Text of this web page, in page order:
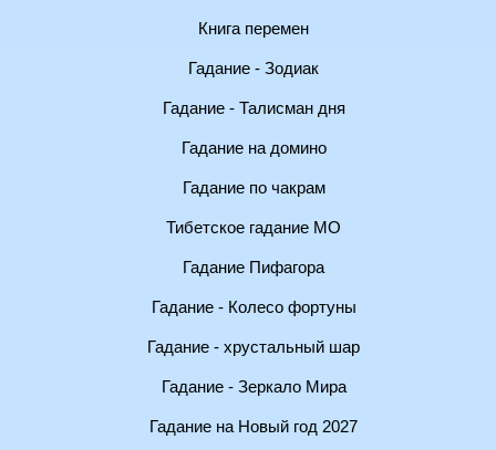
Книга перемен
Гадание - Зодиак
Гадание - Талисман дня
Гадание на домино
Гадание по чакрам
Тибетское гадание МО
Гадание Пифагора
Гадание - Колесо фортуны
Гадание - хрустальный шар
Гадание - Зеркало Мира
Гадание на Новый год 2027